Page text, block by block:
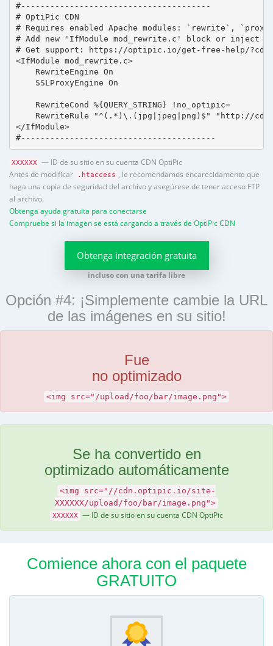
#---------------------------------------
# OptiPic CDN
# Requires enabled Apache modules: `rewrite`,
# Add new 'IfModule mod_rewrite.c' block or inject
# Get support: https://optipic.io/get-free-help/
<IfModule mod_rewrite.c>
    RewriteEngine On
    SSLProxyEngine On
    RewriteCond %{QUERY_STRING} !no_optipic=
RewriteRule "^(.*)\.(jpg|jpeg|png)$" "http://
</IfModule>
#----------------------------------------
XXXXXX — ID de su sitio en su cuenta CDN OptiPic
Antes de modificar
.htaccess
, le recomendamos encarecidamente que
haga una copia de seguridad del archivo y asegúrese de tener acceso FTP
al archivo.
Obtenga ayuda gratuita para conectarse
Compruebe si la imagen se está cargando a través de OptiPic CDN
Obtenga integración gratuita
incluso con una tarifa libre
Opción #4: ¡Simplemente cambie la URL
de las imágenes en su sitio!
Fue
no optimizado
<img src="/upload/foo/bar/image.png">
Se ha convertido en
optimizado automáticamente
<img src="//cdn.optipic.io/site-
XXXXXX/upload/foo/bar/image.png">
XXXXXX — ID de su sitio en su cuenta CDN OptiPic
Comience ahora con el paquete
GRATUITO